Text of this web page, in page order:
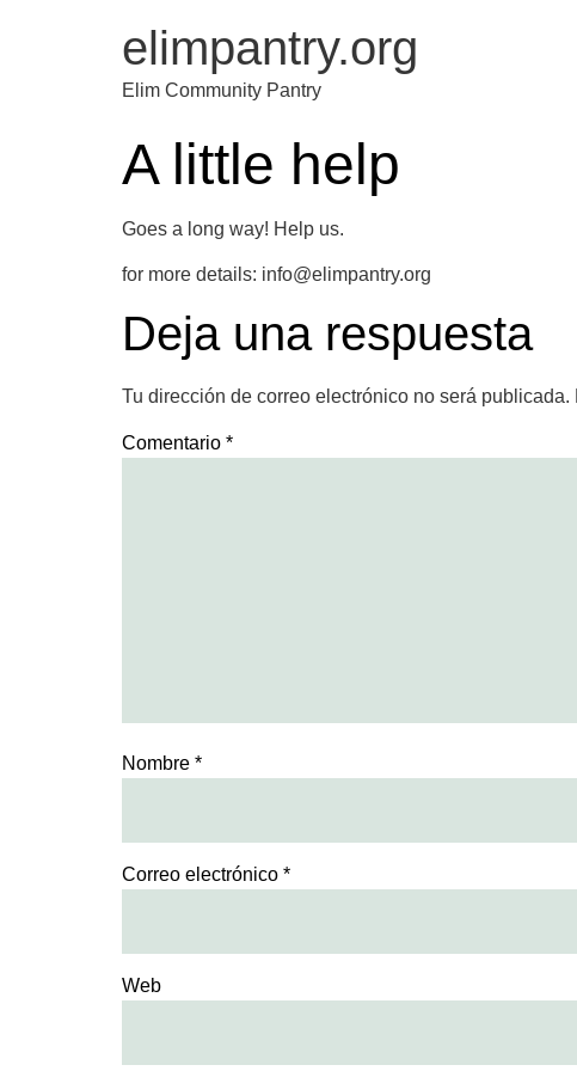
elimpantry.org
Elim Community Pantry
A little help
Goes a long way! Help us.
for more details: info@elimpantry.org
Deja una respuesta
Tu dirección de correo electrónico no será publicada.
Comentario *
Nombre *
Correo electrónico *
Web